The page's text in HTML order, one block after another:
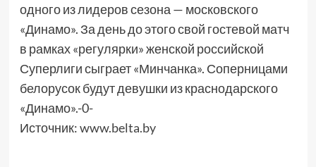
одного из лидеров сезона — московского
«Динамо». За день до этого свой гостевой матч
в рамках «регулярки» женской российской
Суперлиги сыграет «Минчанка». Соперницами
белорусок будут девушки из краснодарского
«Динамо».-0-
Источник:www.belta.by